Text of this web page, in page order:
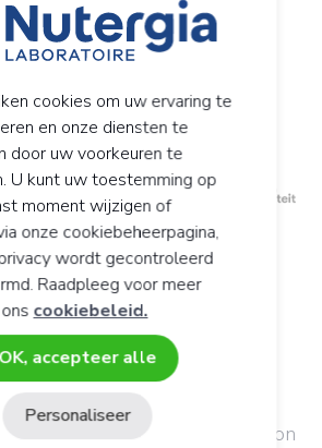
van evenwicht is, wordt de
radicalen van nature
antioxidanten.
antioxiderend
in staat om een vrij radicaal te
er eenvoudigweg een elektron
cookies om uw ervaring te
en onze diensten te
door uw voorkeuren te
U kunt uw toestemming op
moment wijzigen of
onze cookiebeheerpagina,
wordt gecontroleerd
Raadpleeg voor meer
cookiebeleid.
OK, accepteer alle
Personaliseer